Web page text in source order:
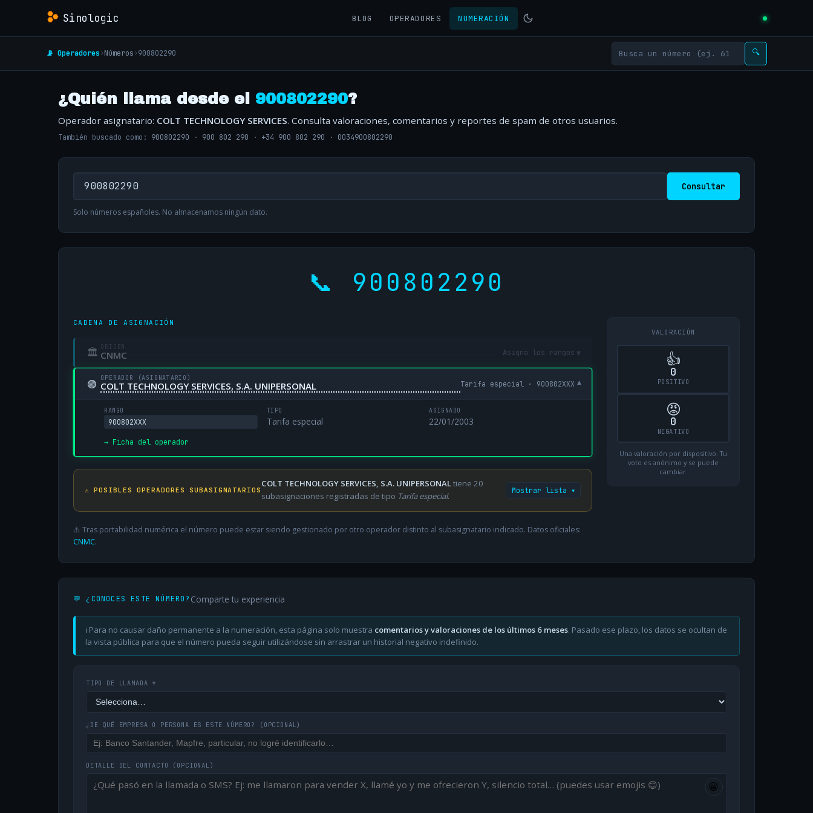
Sinologic BLOG OPERADORES NUMERACIÓN
📡 Operadores›Números›900802290 🔍
¿Quién llama desde el 900802290?
Operador asignatario: COLT TECHNOLOGY SERVICES. Consulta valoraciones, comentarios y reportes de spam de otros usuarios.
También buscado como: 900802290 · 900 802 290 · +34 900 802 290 · 0034900802290
Consultar
Solo números españoles. No almacenamos ningún dato.
📞 900802290
CADENA DE ASIGNACIÓN
🏛 ORIGEN
CNMC Asigna los rangos ▾
🟢 OPERADOR (ASIGNATARIO)
COLT TECHNOLOGY SERVICES, S.A. UNIPERSONAL Tarifa especial · 900802XXX ▾
RANGO
900802XXX
TIPO
Tarifa especial
ASIGNADO
22/01/2003
→ Ficha del operador
⚠️ POSIBLES OPERADORES SUBASIGNATARIOS
COLT TECHNOLOGY SERVICES, S.A. UNIPERSONALtiene 20
subasignaciones registradas de tipo Tarifa especial.
Mostrar lista ▾
⚠️ Tras portabilidad numérica el número puede estar siendo gestionado por otro operador distinto al subasignatario indicado. Datos oficiales:
CNMC.
VALORACIÓN
👍
0
POSITIVO
😡
0
NEGATIVO
Una valoración por dispositivo. Tu
voto es anónimo y se puede
cambiar.
💬 ¿CONOCES ESTE NÚMERO? Comparte tu experiencia
ℹ️ Para no causar daño permanente a la numeración, esta página solo muestra comentarios y valoraciones de los últimos 6 meses. Pasado ese plazo, los datos se ocultan de
la vista pública para que el número pueda seguir utilizándose sin arrastrar un historial negativo indefinido.
TIPO DE LLAMADA *
¿DE QUÉ EMPRESA O PERSONA ES ESTE NÚMERO? (OPCIONAL)
DETALLE DEL CONTACTO (OPCIONAL)
😀